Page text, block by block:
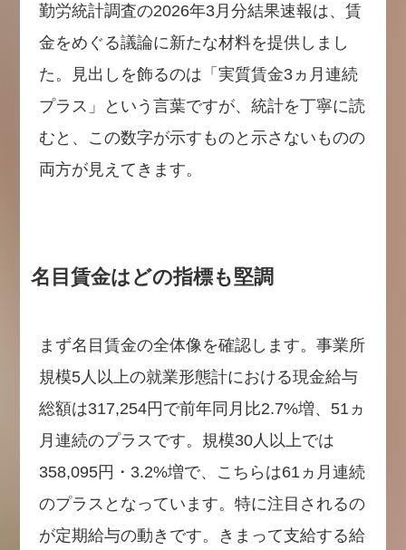
勤労統計調査の2026年3月分結果速報は、賃
金をめぐる議論に新たな材料を提供しまし
た。見出しを飾るのは「実質賃金3ヵ月連続
プラス」という言葉ですが、統計を丁寧に読
むと、この数字が示すものと示さないものの
両方が見えてきます。
名目賃金はどの指標も堅調
まず名目賃金の全体像を確認します。事業所
規模5人以上の就業形態計における現金給与
総額は317,254円で前年同月比2.7%増、51ヵ
月連続のプラスです。規模30人以上では
358,095円・3.2%増で、こちらは61ヵ月連続
のプラスとなっています。特に注目されるの
が定期給与の動きです。きまって支給する給